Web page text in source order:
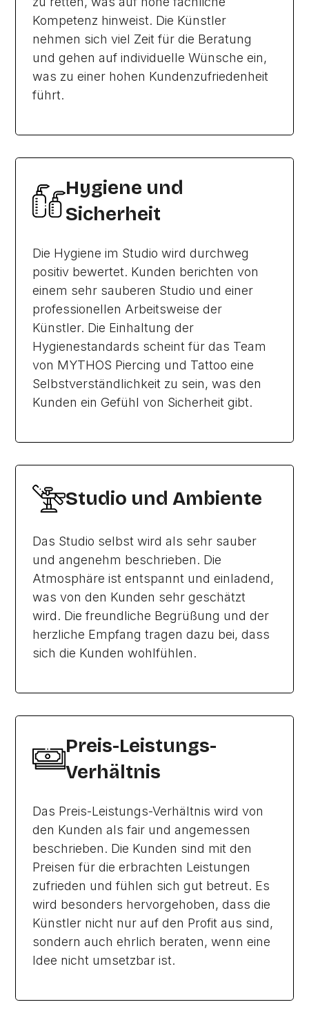
Kompetenz hinweist. Die Künstler
nehmen sich viel Zeit für die Beratung
und gehen auf individuelle Wünsche ein,
was zu einer hohen Kundenzufriedenheit
führt.
Hygiene und
Sicherheit
Die Hygiene im Studio wird durchweg
positiv bewertet. Kunden berichten von
einem sehr sauberen Studio und einer
professionellen Arbeitsweise der
Künstler. Die Einhaltung der
Hygienestandards scheint für das Team
von MYTHOS Piercing und Tattoo eine
Selbstverständlichkeit zu sein, was den
Kunden ein Gefühl von Sicherheit gibt.
Studio und Ambiente
Das Studio selbst wird als sehr sauber
und angenehm beschrieben. Die
Atmosphäre ist entspannt und einladend,
was von den Kunden sehr geschätzt
wird. Die freundliche Begrüßung und der
herzliche Empfang tragen dazu bei, dass
sich die Kunden wohlfühlen.
Preis-Leistungs-
Verhältnis
Das Preis-Leistungs-Verhältnis wird von
den Kunden als fair und angemessen
beschrieben. Die Kunden sind mit den
Preisen für die erbrachten Leistungen
zufrieden und fühlen sich gut betreut. Es
wird besonders hervorgehoben, dass die
Künstler nicht nur auf den Profit aus sind,
sondern auch ehrlich beraten, wenn eine
Idee nicht umsetzbar ist.